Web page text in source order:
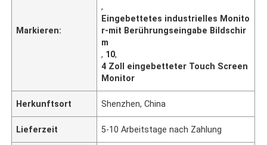
Markieren:
,
Eingebettetes industrielles Monito
r-mit Berührungseingabe Bildschir
m
, 10,
4 Zoll eingebetteter Touch Screen
Monitor
Herkunftsort Shenzhen, China
Lieferzeit 5-10 Arbeitstage nach Zahlung